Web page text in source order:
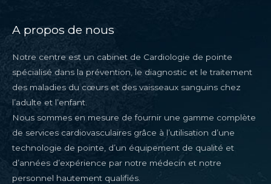
A propos de nous
Notre centre est un cabinet de Cardiologie de pointe
spécialisé dans la prévention, le diagnostic et le traitement
des maladies du cœurs et des vaisseaux sanguins chez
l’adulte et l’enfant.
Nous sommes en mesure de fournir une gamme complète
de services cardiovasculaires grâce à l’utilisation d’une
technologie de pointe, d’un équipement de qualité et
d’années d’expérience par notre médecin et notre
personnel hautement qualifiés.